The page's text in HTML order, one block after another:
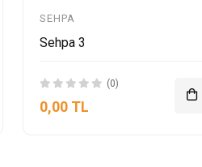
SEHPA
Sehpa 3
(0)
0,00 TL